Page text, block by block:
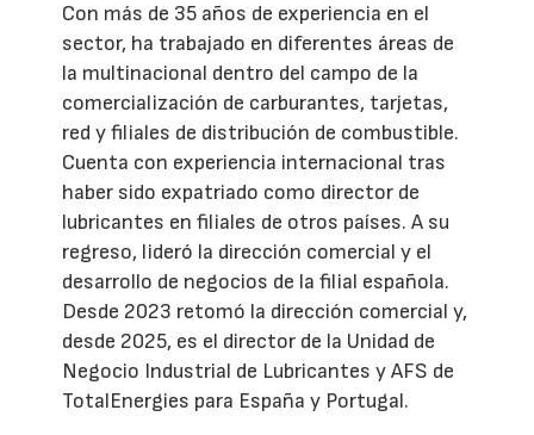
Con más de 35 años de experiencia en el
sector, ha trabajado en diferentes áreas de
la multinacional dentro del campo de la
comercialización de carburantes, tarjetas,
red y filiales de distribución de combustible.
Cuenta con experiencia internacional tras
haber sido expatriado como director de
lubricantes en filiales de otros países. A su
regreso, lideró la dirección comercial y el
desarrollo de negocios de la filial española.
Desde 2023 retomó la dirección comercial y,
desde 2025, es el director de la Unidad de
Negocio Industrial de Lubricantes y AFS de
TotalEnergies para España y Portugal.